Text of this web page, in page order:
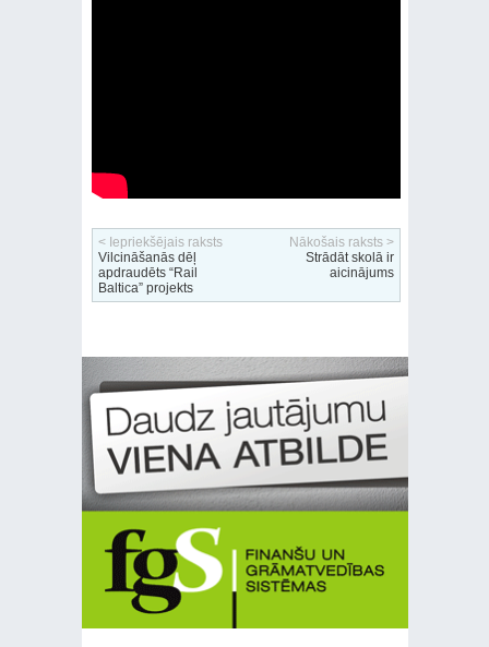
< Iepriekšējais raksts
Vilcināšanās dēļ
apdraudēts “Rail
Baltica” projekts
Nākošais raksts >
Strādāt skolā ir
aicinājums